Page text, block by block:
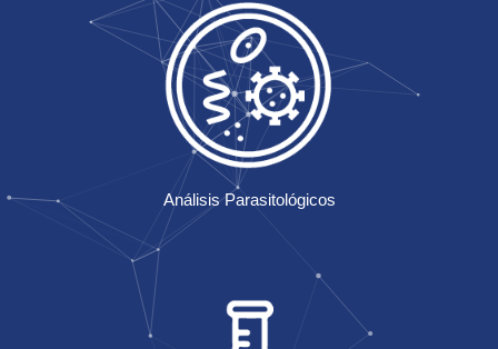
Análisis Parasitológicos